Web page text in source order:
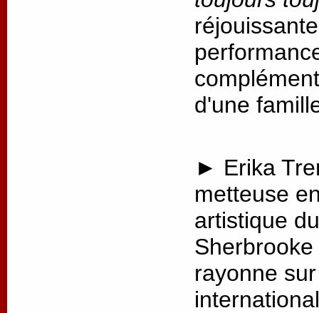
d'une
► Erika
metteuse
artistique
rayonne